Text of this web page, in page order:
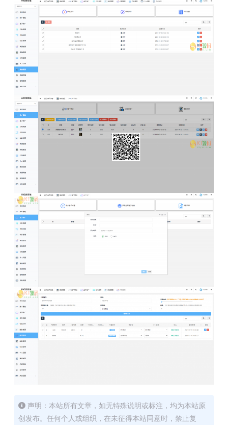
声明：本站所有文章，如无特殊说明或标注，均为本站原
创发布。任何个人或组织，在未征得本站同意时，禁止复